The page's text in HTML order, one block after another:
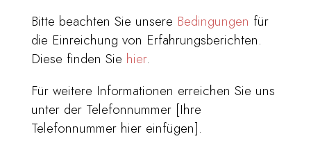
Bitte beachten Sie unsere Bedingungen für
die Einreichung von Erfahrungsberichten.
Diese finden Sie hier.
Für weitere Informationen erreichen Sie uns
unter der Telefonnummer [Ihre
Telefonnummer hier einfügen].